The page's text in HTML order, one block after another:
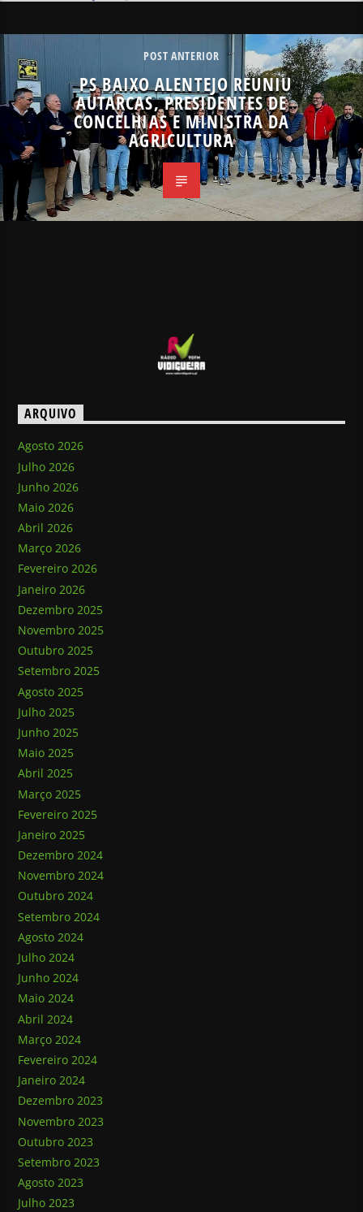
POST ANTERIOR
PS BAIXO ALENTEJO REUNIU
AUTARCAS, PRESIDENTES DE
CONCELHIAS E MINISTRA DA
AGRICULTURA
ARQUIVO
Agosto 2026
Julho 2026
Junho 2026
Maio 2026
Abril 2026
Março 2026
Fevereiro 2026
Janeiro 2026
Dezembro 2025
Novembro 2025
Outubro 2025
Setembro 2025
Agosto 2025
Julho 2025
Junho 2025
Maio 2025
Abril 2025
Março 2025
Fevereiro 2025
Janeiro 2025
Dezembro 2024
Novembro 2024
Outubro 2024
Setembro 2024
Agosto 2024
Julho 2024
Junho 2024
Maio 2024
Abril 2024
Março 2024
Fevereiro 2024
Janeiro 2024
Dezembro 2023
Novembro 2023
Outubro 2023
Setembro 2023
Agosto 2023
Julho 2023